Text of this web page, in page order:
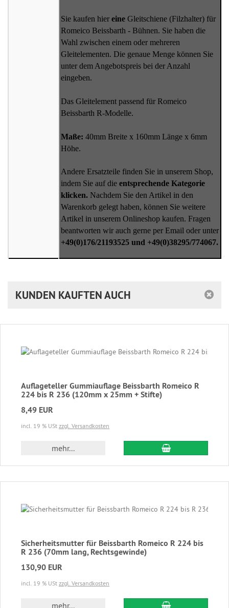
Sie kaufen hier eine Gleitschiene (Filzhalter) für
Romeico Beissbarth - Bühnen. Sie haben die
Wahl zwischen einem oder mehreren
Gleitelementen. Die genaue Menge können Sie
unter dem Angebotspreis bei der Anzahl
eingeben.
Das Gleitelement passend für Romeico
Beissbarth R-Modelle.
Maße: 40mm Breite x 160mm Länge x 6mm
Höhe.
Andere Ersatzteile finden Sie in unserem Shop,
indem Sie auf die entsprechende Kategorie
klicken. Nachdem Sie den Artikel in den
Warenkorb gelegt haben, können Sie weitere
Artikel in unserem Onlineshop kaufen. Fragen
beantworten wir auch gerne per Email oder unter
+49(0)176/21193525 und +49(0)38295/774067.
KUNDEN KAUFTEN AUCH
Auflageteller Gummiauflage Beissbarth Romeico R
224 bis R 236 (120mm x 25mm + Stifte)
8,49 EUR
incl. 19 % USt zzgl. Versandkosten
mehr... In den
Sicherheitsmutter für Beissbarth Romeico R 224 bis
R 236 (70mm lang, Rechtsgewinde)
130,90 EUR
incl. 19 % USt zzgl. Versandkosten
mehr... In den